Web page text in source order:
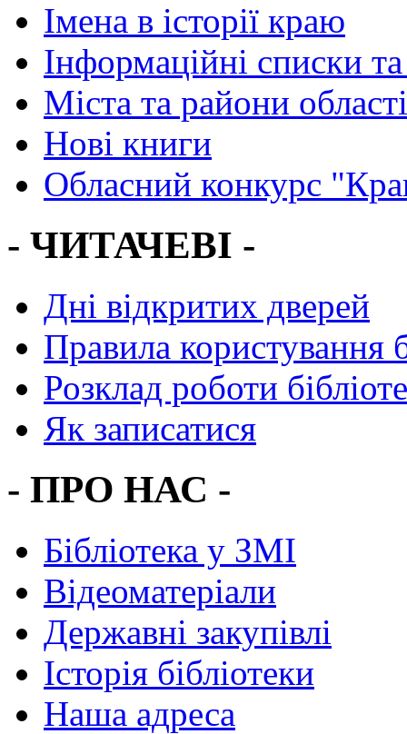
Імена в історії краю
Інформаційні списки
Міста та райони області
Нові книги
Обласний конкурс
- ЧИТАЧЕВІ -
Дні відкритих дверей
Правила користування
Розклад роботи
Як записатися
- ПРО НАС -
Бібліотека у ЗМІ
Відеоматеріали
Державні закупівлі
Історія бібліотеки
Наша адреса